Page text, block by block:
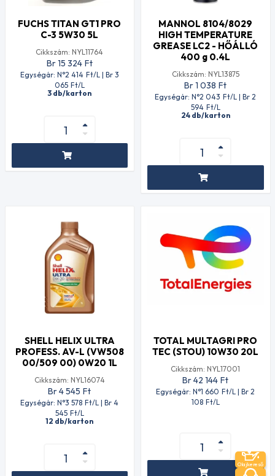
FUCHS TITAN GT1 PRO
C-3 5W30 5L
Cikkszám: NYL11764
Br 15 324 Ft
Egységár: N°2 414 Ft/L | Br 3
065 Ft/L
3 db/karton
MANNOL 8104/8029
HIGH TEMPERATURE
GREASE LC2 - HŐÁLLÓ
400 g 0.4L
Cikkszám: NYL13875
Br 1 038 Ft
Egységár: N°2 043 Ft/L | Br 2
594 Ft/L
24 db/karton
SHELL HELIX ULTRA
PROFESS. AV-L (VW508
00/509 00) 0W20 1L
Cikkszám: NYL16074
Br 4 545 Ft
Egységár: N°3 578 Ft/L | Br 4
545 Ft/L
12 db/karton
TOTAL MULTAGRI PRO
TEC (STOU) 10W30 20L
Cikkszám: NYL17001
Br 42 144 Ft
Egységár: N°1 660 Ft/L | Br 2
108 Ft/L
Olajkereső